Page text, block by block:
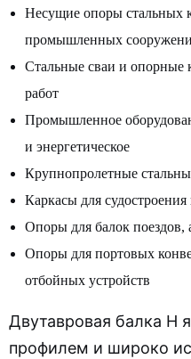
Несущие опоры стальных
промышленных
Стальные сваи и опорные
работ
Промышленное
и энергетическое
Крупнопролетные
Каркасы для
Опоры для балок поездов,
Опоры для портовых
отбойных устройств
Двутавровая балка H
профилем и широко